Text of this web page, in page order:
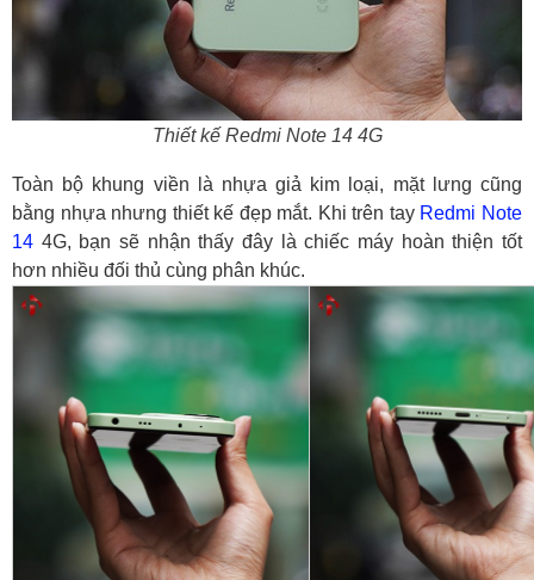
Thiết kế Redmi Note 14 4G
Toàn bộ khung viền là nhựa giả kim loại, mặt lưng cũng
bằng nhựa nhưng thiết kế đẹp mắt. Khi trên tay Redmi Note
14 4G, bạn sẽ nhận thấy đây là chiếc máy hoàn thiện tốt
hơn nhiều đối thủ cùng phân khúc.